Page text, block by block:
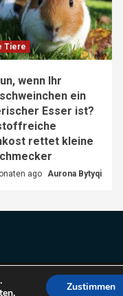
Tiere
wenn Ihr
ein
Esser ist?
rettet kleine
ago Aurona Bytyqi
Zustimmen